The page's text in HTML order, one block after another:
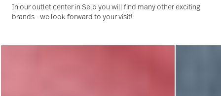
In our outlet center in Selb you will find many other exciting
brands - we look forward to your visit!